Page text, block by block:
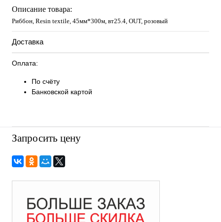
Описание товара:
Риббон, Resin textile, 45мм*300м, вт25.4, OUT, розовый
Доставка
Оплата:
По счёту
Банковской картой
Запросить цену